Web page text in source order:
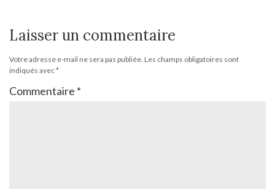
Laisser un commentaire
Votre adresse e-mail ne sera pas publiée. Les champs obligatoires sont
indiqués avec*
Commentaire *